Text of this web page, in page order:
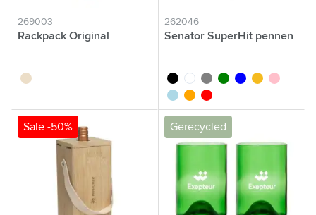
269003
Rackpack Original
brun bois
262046
Senator SuperHit pennen
noir blancgris vert bleu jaunerose
bleu clair
orange
rouge
Sale -50% Gerecycled